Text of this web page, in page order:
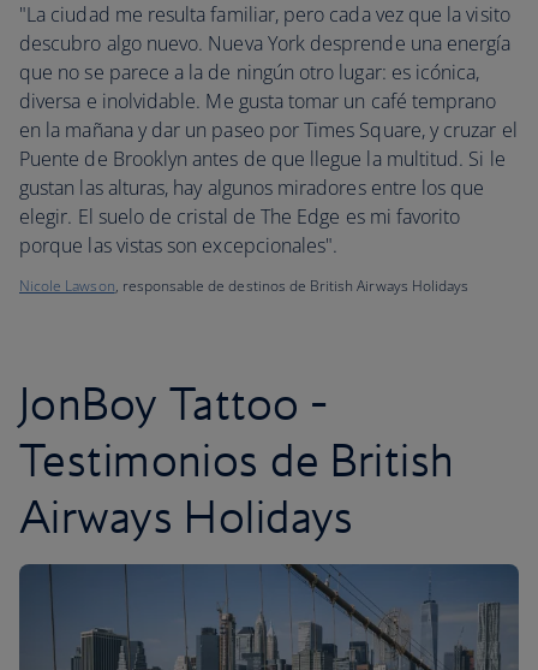
"La ciudad me resulta familiar, pero cada vez que la visito
descubro algo nuevo. Nueva York desprende una energía
que no se parece a la de ningún otro lugar: es icónica,
diversa e inolvidable. Me gusta tomar un café temprano
en la mañana y dar un paseo por Times Square, y cruzar el
Puente de Brooklyn antes de que llegue la multitud. Si le
gustan las alturas, hay algunos miradores entre los que
elegir. El suelo de cristal de The Edge es mi favorito
porque las vistas son excepcionales".
Nicole Lawson, responsable de destinos de British Airways Holidays
JonBoy Tattoo -
Testimonios de British
Airways Holidays